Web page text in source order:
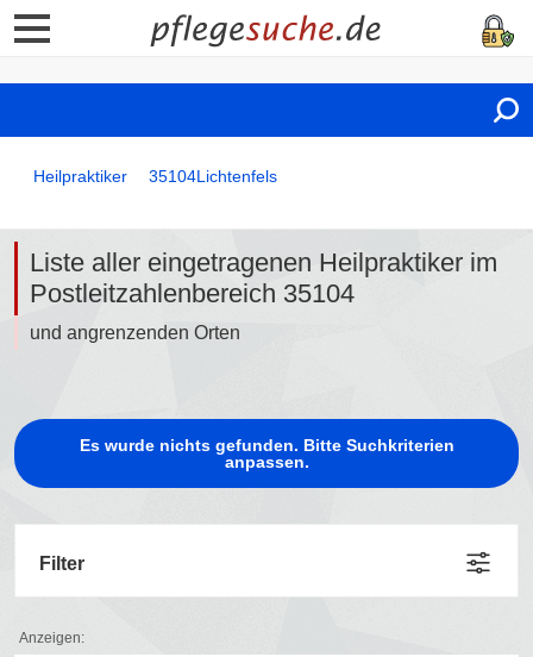
Heilpraktiker 35104Lichtenfels
Liste aller eingetragenen Heilpraktiker im
Postleitzahlenbereich 35104
und angrenzenden Orten
Es wurde nichts gefunden. Bitte Suchkriterien
anpassen.
Filter
Anzeigen: